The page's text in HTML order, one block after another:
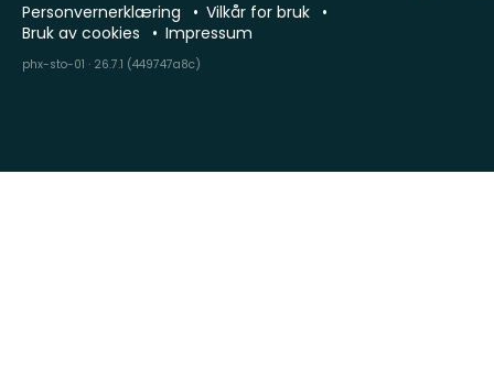
Personvernerklæring
Vilkår for bruk
Bruk av cookies
Impressum
phx-sto-01 · 26.7.1 (449747a8c)